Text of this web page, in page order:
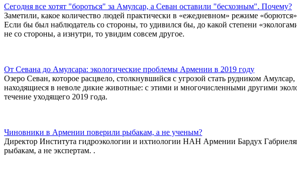
Сегодня все хотят "бороться" за Амулсар, а Севан оставили "бесхозным". Почему?
Заметили, какое количество людей практически в «ежедневном» режиме
Если бы был наблюдатель со стороны, то удивился бы, до какой степени
не со стороны, а изнутри, то увидим совсем другое.
От Севана до Амулсара: экологические проблемы Армении в 2019 году
Озеро Севан, которое расцвело, столкнувшийся с угрозой стать рудником
находящиеся в неволе дикие животные: с этими и многочисленными другими
течение уходящего 2019 года.
Чиновники в Армении поверили рыбакам, а не ученым?
Директор Института гидроэкологии и ихтиологии НАН Армении Бардух
рыбакам, а не экспертам. .